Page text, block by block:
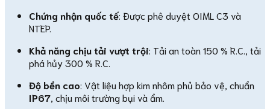
Chứng nhận quốc tế: Được phê duyệt OIML C3 và
NTEP.
Khả năng chịu tải vượt trội: Tải an toàn 150 % R.C., tải
phá hủy 300 % R.C.
Độ bền cao: Vật liệu hợp kim nhôm phủ bảo vệ, chuẩn
IP67 , chịu môi trường bụi và ẩm.